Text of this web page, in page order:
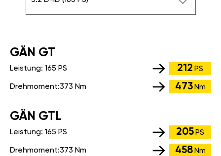
GÄN GT
Leistung: 165 PS 212 PS
Drehmoment:373 Nm 473 Nm
GÄN GTL
Leistung: 165 PS 205 PS
Drehmoment:373 Nm 458 Nm